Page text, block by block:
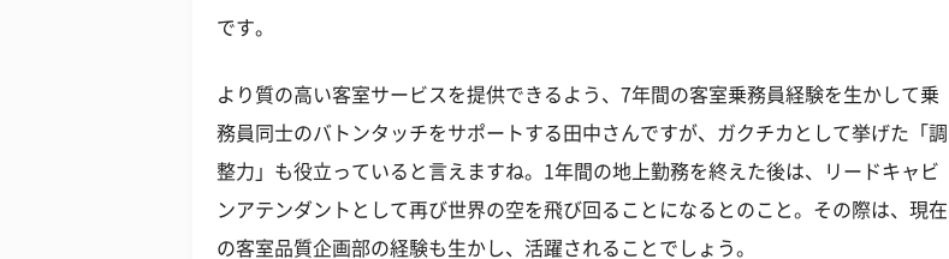
です。
より質の高い客室サービスを提供できるよう、7年間の客室乗務員経験を生かして乗
務員同士のバトンタッチをサポートする田中さんですが、ガクチカとして挙げた「調
整力」も役立っていると言えますね。1年間の地上勤務を終えた後は、リードキャビ
ンアテンダントとして再び世界の空を飛び回ることになるとのこと。その際は、現在
の客室品質企画部の経験も生かし、活躍されることでしょう。